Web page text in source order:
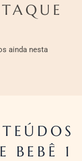
ainda nesta
BEBÊ 1